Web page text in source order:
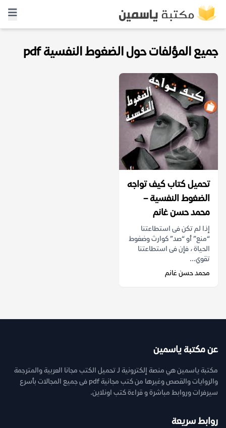
جميع المؤلفات حول الضغوط النفسية pdf
تحميل كتاب كيف تواجه
الضغوط النفسية –
محمد حسن غانم
إذا لم تكن فى استطاعتنا
“منع” أو “صد” كوارث وضغوط
الحياة ، فإن فى استطاعتنا
تقوي...
محمد حسن غانم
عن مكتبة ياسمين
مكتبة ياسمين هي منصة إلكترونية لـ تحميل الكتب مجانا العربية والمترجمة
والروايات والقصص وغيرها من كتب مجانية pdf فى جميع المجالات بأسرع
سيرفرات وروابط مباشرة و قراءة كتب اونلاين.
روابط سريعة